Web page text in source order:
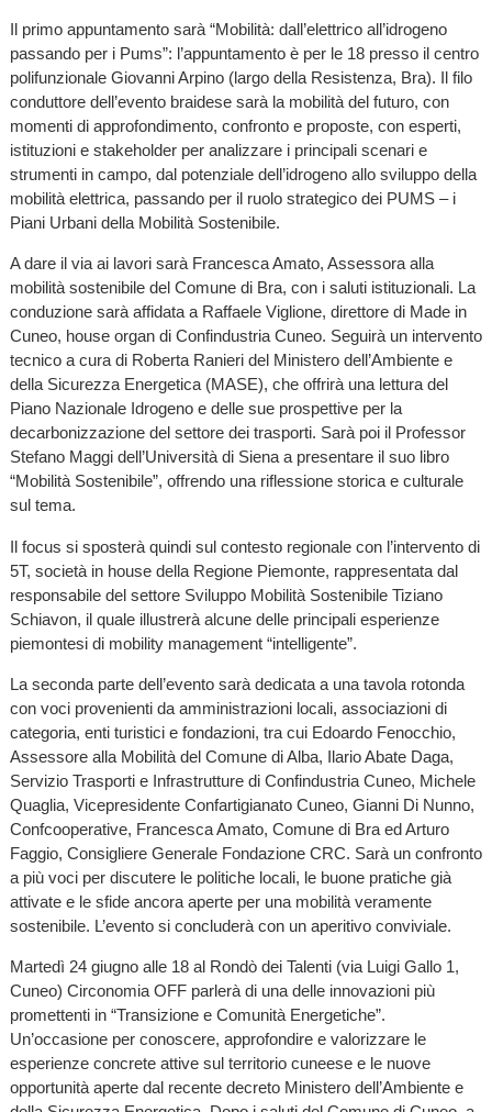
Il primo appuntamento sarà “Mobilità: dall’elettrico all’idrogeno
passando per i Pums”: l’appuntamento è per le 18 presso il centro
polifunzionale Giovanni Arpino (largo della Resistenza, Bra). Il filo
conduttore dell’evento braidese sarà la mobilità del futuro, con
momenti di approfondimento, confronto e proposte, con esperti,
istituzioni e stakeholder per analizzare i principali scenari e
strumenti in campo, dal potenziale dell’idrogeno allo sviluppo della
mobilità elettrica, passando per il ruolo strategico dei PUMS – i
Piani Urbani della Mobilità Sostenibile.
A dare il via ai lavori sarà Francesca Amato, Assessora alla
mobilità sostenibile del Comune di Bra, con i saluti istituzionali. La
conduzione sarà affidata a Raffaele Viglione, direttore di Made in
Cuneo, house organ di Confindustria Cuneo. Seguirà un intervento
tecnico a cura di Roberta Ranieri del Ministero dell’Ambiente e
della Sicurezza Energetica (MASE), che offrirà una lettura del
Piano Nazionale Idrogeno e delle sue prospettive per la
decarbonizzazione del settore dei trasporti. Sarà poi il Professor
Stefano Maggi dell’Università di Siena a presentare il suo libro
“Mobilità Sostenibile”, offrendo una riflessione storica e culturale
sul tema.
Il focus si sposterà quindi sul contesto regionale con l’intervento di
5T, società in house della Regione Piemonte, rappresentata dal
responsabile del settore Sviluppo Mobilità Sostenibile Tiziano
Schiavon, il quale illustrerà alcune delle principali esperienze
piemontesi di mobility management “intelligente”.
La seconda parte dell’evento sarà dedicata a una tavola rotonda
con voci provenienti da amministrazioni locali, associazioni di
categoria, enti turistici e fondazioni, tra cui Edoardo Fenocchio,
Assessore alla Mobilità del Comune di Alba, Ilario Abate Daga,
Servizio Trasporti e Infrastrutture di Confindustria Cuneo, Michele
Quaglia, Vicepresidente Confartigianato Cuneo, Gianni Di Nunno,
Confcooperative, Francesca Amato, Comune di Bra ed Arturo
Faggio, Consigliere Generale Fondazione CRC. Sarà un confronto
a più voci per discutere le politiche locali, le buone pratiche già
attivate e le sfide ancora aperte per una mobilità veramente
sostenibile. L’evento si concluderà con un aperitivo conviviale.
Martedì 24 giugno alle 18 al Rondò dei Talenti (via Luigi Gallo 1,
Cuneo) Circonomia OFF parlerà di una delle innovazioni più
promettenti in “Transizione e Comunità Energetiche”.
Un’occasione per conoscere, approfondire e valorizzare le
esperienze concrete attive sul territorio cuneese e le nuove
opportunità aperte dal recente decreto Ministero dell’Ambiente e